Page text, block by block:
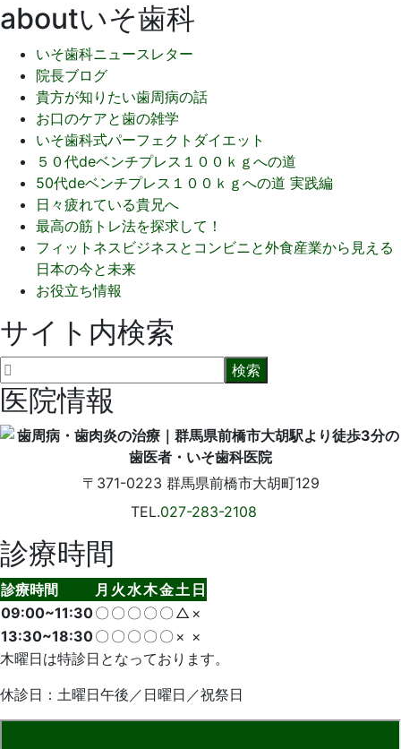
aboutいそ歯科
いそ歯科ニュースレター
院長ブログ
貴方が知りたい歯周病の話
お口のケアと歯の雑学
いそ歯科式パーフェクトダイエット
５０代deベンチプレス１００ｋｇへの道
50代deベンチプレス１００ｋｇへの道 実践編
日々疲れている貴兄へ
最高の筋トレ法を探求して！
フィットネスビジネスとコンビニと外食産業から見える
日本の今と未来
お役立ち情報
サイト内検索
医院情報
〒371-0223 群馬県前橋市大胡町129
TEL.027-283-2108
診療時間
診療時間 月 火水木金土 日
09:00~11:30〇 〇 〇 〇 〇 △ ×
13:30~18:30〇 〇 〇 〇 〇 × ×
木曜日は特診日となっております。
休診日：土曜日午後／日曜日／祝祭日